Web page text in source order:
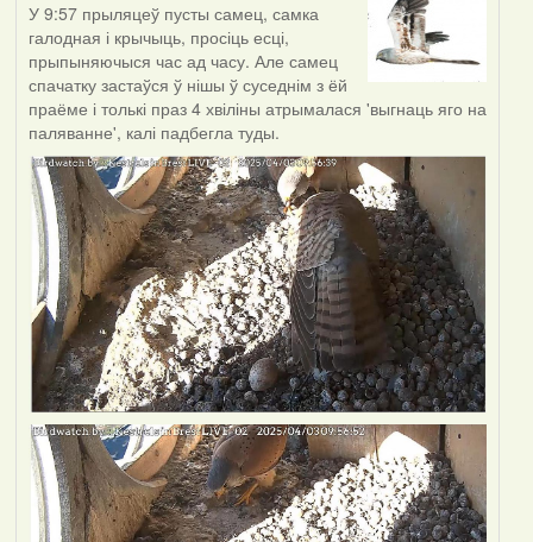
У 9:57 прыляцеў пусты самец, самка
галодная і крычыць, просіць есці,
прыпыняючыся час ад часу. Але самец
спачатку застаўся ў нішы ў суседнім з ёй
праёме і толькі праз 4 хвіліны атрымалася 'выгнаць яго на
паляванне', калі падбегла туды.